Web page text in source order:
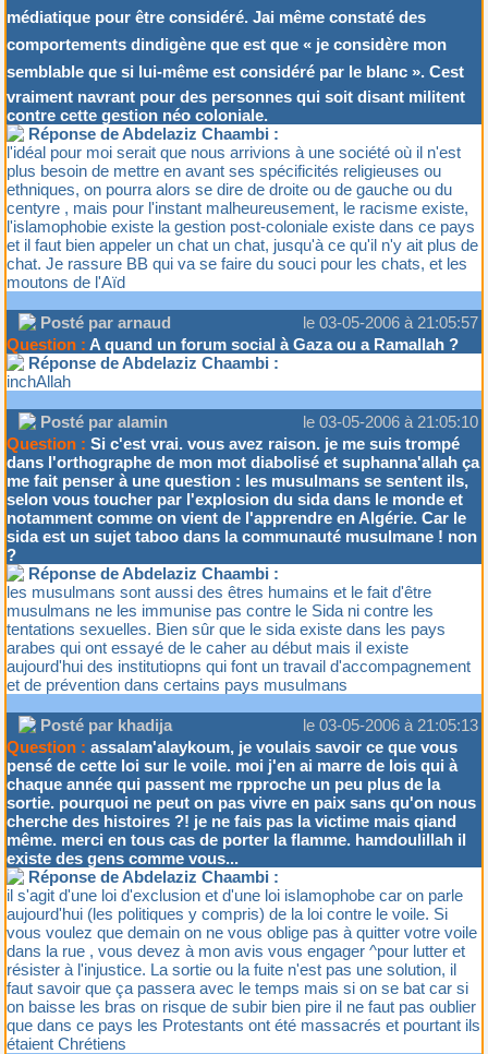
médiatique pour être considéré. Jai même constaté des
comportements dindigène que est que « je considère mon
semblable que si lui-même est considéré par le blanc ». Cest
vraiment navrant pour des personnes qui soit disant militent
contre cette gestion néo coloniale.
Réponse de Abdelaziz Chaambi :
l'idéal pour moi serait que nous arrivions à une société où il n'est
plus besoin de mettre en avant ses spécificités religieuses ou
ethniques, on pourra alors se dire de droite ou de gauche ou du
centyre , mais pour l'instant malheureusement, le racisme existe,
l'islamophobie existe la gestion post-coloniale existe dans ce pays
et il faut bien appeler un chat un chat, jusqu'à ce qu'il n'y ait plus de
chat. Je rassure BB qui va se faire du souci pour les chats, et les
moutons de l'Aïd
Posté par arnaud
le 03-05-2006 à 21:05:57
Question : A quand un forum social à Gaza ou a Ramallah ?
Réponse de Abdelaziz Chaambi :
inchAllah
Posté par alamin
le 03-05-2006 à 21:05:10
Question : Si c'est vrai. vous avez raison. je me suis trompé
dans l'orthographe de mon mot diabolisé et suphanna'allah ça
me fait penser à une question : les musulmans se sentent ils,
selon vous toucher par l'explosion du sida dans le monde et
notamment comme on vient de l'apprendre en Algérie. Car le
sida est un sujet taboo dans la communauté musulmane ! non
?
Réponse de Abdelaziz Chaambi :
les musulmans sont aussi des êtres humains et le fait d'être
musulmans ne les immunise pas contre le Sida ni contre les
tentations sexuelles. Bien sûr que le sida existe dans les pays
arabes qui ont essayé de le caher au début mais il existe
aujourd'hui des institutiopns qui font un travail d'accompagnement
et de prévention dans certains pays musulmans
Posté par khadija
le 03-05-2006 à 21:05:13
Question : assalam'alaykoum, je voulais savoir ce que vous
pensé de cette loi sur le voile. moi j'en ai marre de lois qui à
chaque année qui passent me rpproche un peu plus de la
sortie. pourquoi ne peut on pas vivre en paix sans qu'on nous
cherche des histoires ?! je ne fais pas la victime mais qiand
même. merci en tous cas de porter la flamme. hamdoulillah il
existe des gens comme vous...
Réponse de Abdelaziz Chaambi :
il s'agit d'une loi d'exclusion et d'une loi islamophobe car on parle
aujourd'hui (les politiques y compris) de la loi contre le voile. Si
vous voulez que demain on ne vous oblige pas à quitter votre voile
dans la rue , vous devez à mon avis vous engager ^pour lutter et
résister à l'injustice. La sortie ou la fuite n'est pas une solution, il
faut savoir que ça passera avec le temps mais si on se bat car si
on baisse les bras on risque de subir bien pire il ne faut pas oublier
que dans ce pays les Protestants ont été massacrés et pourtant ils
étaient Chrétiens